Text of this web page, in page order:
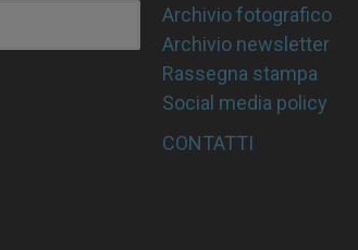
Archivio fotografico
Archivio newsletter
Rassegna stampa
Social media policy
CONTATTI